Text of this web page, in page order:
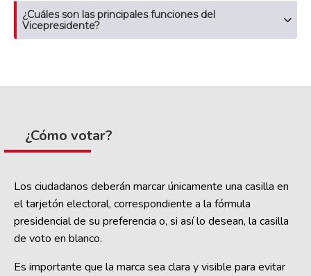
¿Cuáles son las principales funciones del
Vicepresidente?
¿Cómo votar?
Los ciudadanos deberán marcar únicamente una casilla en
el tarjetón electoral, correspondiente a la fórmula
presidencial de su preferencia o, si así lo desean, la casilla
de voto en blanco.
Es importante que la marca sea clara y visible para evitar